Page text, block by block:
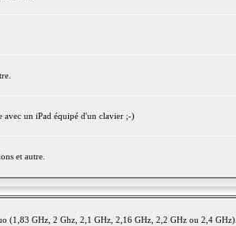
avec un iPad équipé d'un clavier ;-)
et autre.
(1,83 GHz, 2 Ghz, 2,1 GHz, 2,16 GHz, 2,2 GHz ou 2,4 GHz).